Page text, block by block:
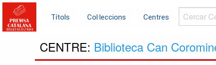
Títols Col·leccions Centres
Cercar
Centres...
CENTRE: Biblioteca Can